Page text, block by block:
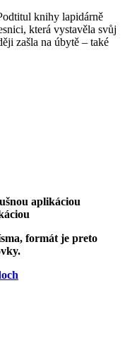
knihy lapidárně
která vystavěla svůj
zašla na úbytě – také
aplikáciou
formát je preto